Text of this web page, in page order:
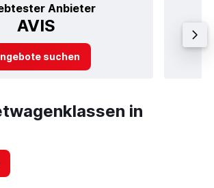
Anbieter
AVIS
suchen
in